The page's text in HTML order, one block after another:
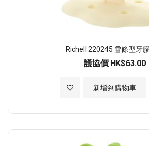
Richell 220245 雪條型牙
護協價 HK$63.00
新增到購物車
加入至願望清單